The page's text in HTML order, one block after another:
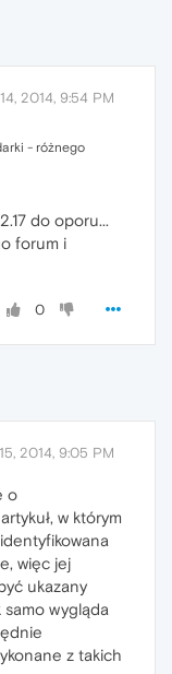
2014, 9:54 PM
- różnego
do oporu...
forum i
0
2014, 9:05 PM
o
w którym
więc jej
ukazany
samo wygląda
z takich